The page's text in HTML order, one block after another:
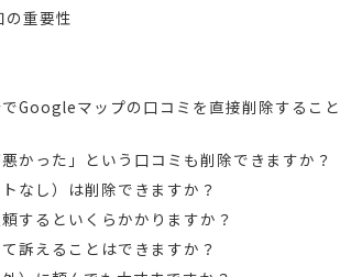
の重要性
Googleマップの口コミを直接削除すること
かった」という口コミも削除できますか？
なし）は削除できますか？
するといくらかかりますか？
訴えることはできますか？